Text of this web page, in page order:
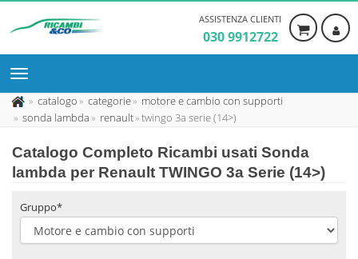
ASSISTENZA CLIENTI
030 9912722
catalogo categorie
motore e cambio con supporti
sonda lambda
renault twingo 3a serie (14>)
Catalogo Completo Ricambi usati Sonda
lambda per Renault TWINGO 3a Serie (14>)
Gruppo*